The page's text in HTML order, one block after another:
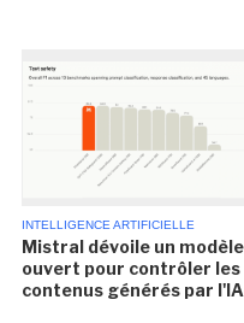
INTELLIGENCE ARTIFICIELLE
Mistral dévoile un modèle
ouvert pour contrôler les
contenus générés par l'IA